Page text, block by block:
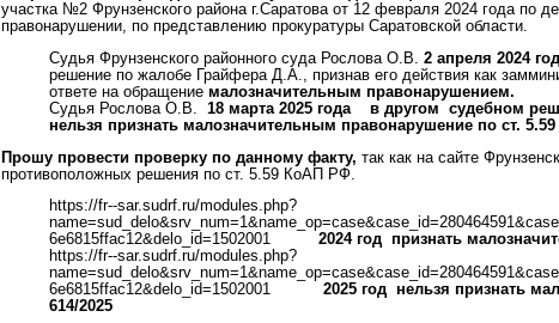
участка №2 Фрунзенского района г.Саратова от 12 февраля 2024 года по
правонарушении, по представлению прокуратуры Саратовской области.
Судья Фрунзенского районного суда Рослова О.В. 2 апреля 2024
решение по жалобе Грайфера Д.А., признав его действия как
ответе на обращение малозначительным правонарушением.
Судья Рослова О.В. 18 марта 2025 года в другом судебном
нельзя признать малозначительным правонарушение по ст.
Прошу провести проверку по данному факту, так как на сайте
противоположных решения по ст. 5.59 КоАП РФ.
https://fr--sar.sudrf.ru/modules.php?
6e6815ffac12&delo_id=1502001
2024 год признать
​​​​​​​https://fr--sar.sudrf.ru/modules.php?
6e6815ffac12&delo_id=1502001 2025 год нельзя признать
614/2025